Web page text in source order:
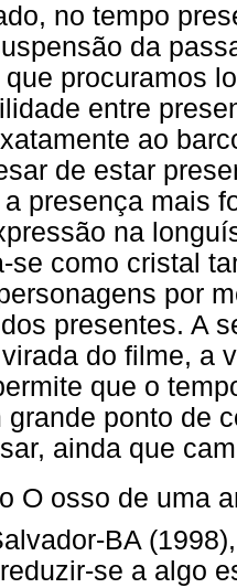
no tempo
da
procuramos
entre
ao
de estar
presença mais
na
se como cristal
por
presentes. A
do filme, a
que o
grande ponto de
ainda que
O osso de uma
BA
se a algo